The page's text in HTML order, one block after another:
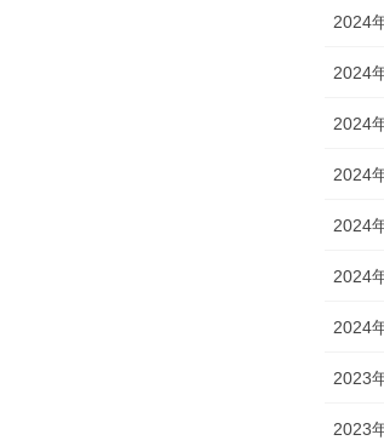
2024
2024
2024
2024
2024
2024
2024
2023
2023